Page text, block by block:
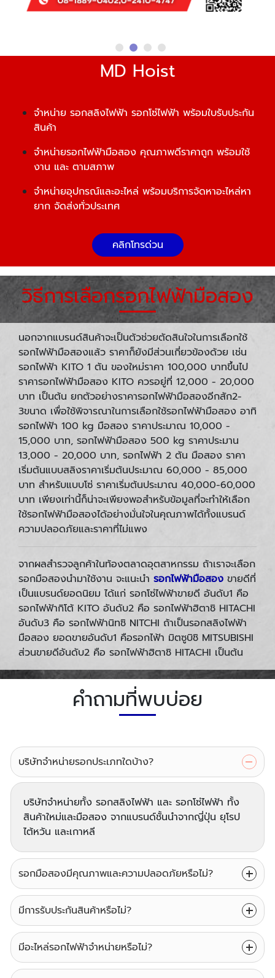
MD Hoist
จำหน่าย รอกสลิงไฟฟ้า รอกโซ่ไฟฟ้า พร้อมใบรับประกัน
สินค้า
จำหน่ายรอกไฟฟ้ามือสอง คุณภาพดีราคาถูก พร้อมใช้
งาน และ ตามสภาพ
จำหน่ายอุปกรณ์และอะไหล่ พร้อมบริการจัดหาอะไหล่หา
ยาก จัดส่งทั่วประเทศ
คลิกโทรด่วน
วิธีการเลือกรอกไฟฟ้ามือสอง
นอกจากแบรนด์สินค้าจะเป็นตัวช่วยตัดสินใจในการเลือกใช้
รอกไฟฟ้ามือสองแล้ว ราคาก็ยังมีส่วนเกี่ยวข้องด้วย เช่น
รอกไฟฟ้า KITO 1 ตัน ของใหม่ราคา 100,000 บาทขึ้นไป
ราคารอกไฟฟ้ามือสอง KITO ควรอยู่ที่ 12,000 - 20,000
บาท เป็นต้น ยกตัวอย่างราคารอกไฟฟ้ามือสองอีกสัก2-
3ขนาด เพื่อใช้พิจารณาในการเลือกใช้รอกไฟฟ้ามือสอง อาทิ
รอกไฟฟ้า 100 kg มือสอง ราคาประมาณ 10,000 -
15,000 บาท, รอกไฟฟ้ามือสอง 500 kg ราคาประมาน
13,000 - 20,000 บาท, รอกไฟฟ้า 2 ตัน มือสอง ราคา
เริ่มต้นแบบสลิงราคาเริ่มต้นประมาณ 60,000 - 85,000
บาท สำหรับแบบโซ่ ราคาเริ่มต้นประมาณ 40,000-60,000
บาท เพียงเท่านี้ก็น่าจะเพียงพอสำหรับข้อมูลที่จะทำให้เลือก
ใช้รอกไฟฟ้ามือสองได้อย่างมั่นใจในคุณภาพได้ทั้งแบรนด์
ความปลอดภัยและราคาที่ไม่แพง
จากผลสำรวจลูกค้าในท้องตลาดอุตสาหกรรม ถ้าเราจะเลือก
รอกมือสองนำมาใช้งาน จะแนะนำ รอกไฟฟ้ามือสอง ขายดีที่
เป็นแบรนด์ยอดนิยม ได้แก่ รอกโซ่ไฟฟ้าขายดี อันดับ1 คือ
รอกไฟฟ้ากิโต้ KITO อันดับ2 คือ รอกไฟฟ้าฮิตาชิ HITACHI
อันดับ3 คือ รอกไฟฟ้านิทชิ NITCHI ถ้าเป็นรอกสลิงไฟฟ้า
มือสอง ยอดขายอันดับ1 คือรอกไฟ้า มิตซูบิชิ MITSUBISHI
ส่วนขายดีอันดับ2 คือ รอกไฟฟ้าฮิตาชิ HITACHI เป็นต้น
คำถามที่พบบ่อย
บริษัทจำหน่ายรอกประเภทใดบ้าง?
บริษัทจำหน่ายทั้ง รอกสลิงไฟฟ้า และ รอกโซ่ไฟฟ้า ทั้ง
สินค้าใหม่และมือสอง จากแบรนด์ชั้นนำจากญี่ปุ่น ยุโรป
ไต้หวัน และเกาหลี
รอกมือสองมีคุณภาพและความปลอดภัยหรือไม่?
มีการรับประกันสินค้าหรือไม่?
มีอะไหล่รอกไฟฟ้าจำหน่ายหรือไม่?